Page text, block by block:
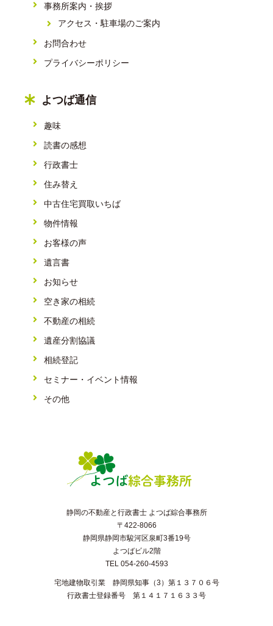
事務所案内・挨拶
アクセス・駐車場のご案内
お問合わせ
プライバシーポリシー
よつば通信
趣味
読書の感想
行政書士
住み替え
中古住宅買取いちば
物件情報
お客様の声
遺言書
お知らせ
空き家の相続
不動産の相続
遺産分割協議
相続登記
セミナー・イベント情報
その他
静岡の不動産と行政書士 よつば綜合事務所
〒422-8066
静岡県静岡市駿河区泉町3番19号
よつばビル2階
TEL 054-260-4593
宅地建物取引業 静岡県知事（3）第１３７０６号
行政書士登録番号 第１４１７１６３３号